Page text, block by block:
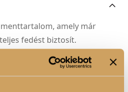
amely már
fedést biztosít.
textúra, amely könnyen
csomósodik.